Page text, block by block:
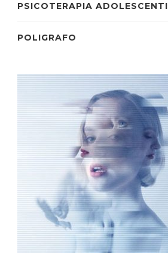
PSICOTERAPIA ADOLESCENTI
POLIGRAFO